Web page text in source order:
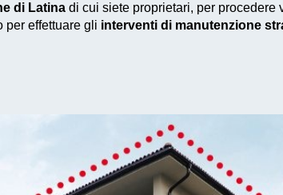
di Latina di cui siete proprietari, per procedere
per effettuare gli interventi di manutenzione